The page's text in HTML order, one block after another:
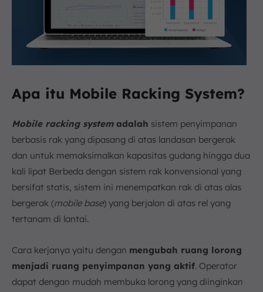
Apa itu Mobile Racking System?
Mobile racking systemadalah sistem penyimpanan
berbasis rak yang dipasang di atas landasan bergerak
dan untuk memaksimalkan kapasitas gudang hingga dua
kali lipat Berbeda dengan sistem rak konvensional yang
bersifat statis, sistem ini menempatkan rak di atas alas
bergerak (mobile base) yang berjalan di atas rel yang
tertanam di lantai.
Cara kerjanya yaitu dengan mengubah ruang lorong
menjadi ruang penyimpanan yang aktif. Operator
dapat dengan mudah membuka lorong yang diinginkan